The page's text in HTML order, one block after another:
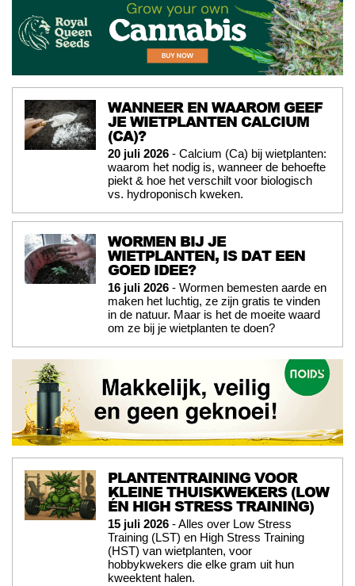
WANNEER EN WAAROM GEEF
JE WIETPLANTEN CALCIUM
(CA)?
20 juli 2026 - Calcium (Ca) bij wietplanten:
waarom het nodig is, wanneer de behoefte
piekt & hoe het verschilt voor biologisch
vs. hydroponisch kweken.
WORMEN BIJ JE
WIETPLANTEN, IS DAT EEN
GOED IDEE?
16 juli 2026 - Wormen bemesten aarde en
maken het luchtig, ze zijn gratis te vinden
in de natuur. Maar is het de moeite waard
om ze bij je wietplanten te doen?
PLANTENTRAINING VOOR
KLEINE THUISKWEKERS (LOW
ÉN HIGH STRESS TRAINING)
15 juli 2026 - Alles over Low Stress
Training (LST) en High Stress Training
(HST) van wietplanten, voor
hobbykwekers die elke gram uit hun
kweektent halen.